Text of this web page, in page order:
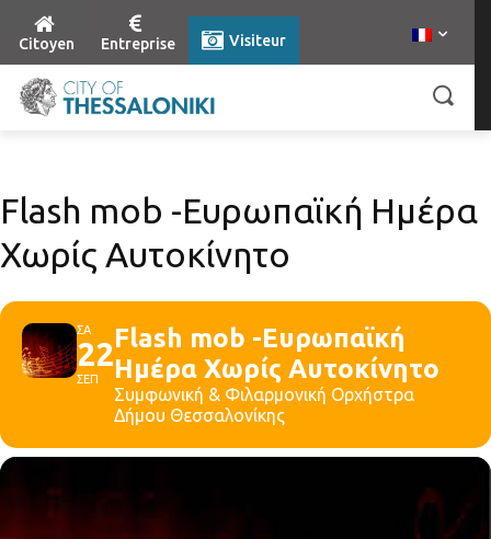
Citoyen Entreprise Visiteur
Flash mob -Ευρωπαϊκή Ημέρα
Χωρίς Αυτοκίνητο
ΣΑ
22
ΣΕΠ
Flash mob -Ευρωπαϊκή
Ημέρα Χωρίς Αυτοκίνητο
Συμφωνική & Φιλαρμονική Ορχήστρα
Δήμου Θεσσαλονίκης